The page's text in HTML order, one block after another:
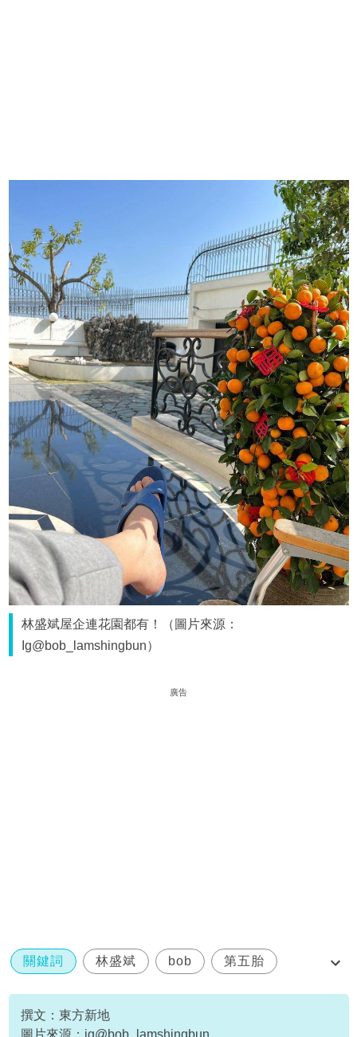
林盛斌屋企連花園都有！（圖片來源：
Ig@bob_lamshingbun）
廣告
關鍵詞 林盛斌 bob 第五胎
金牌司儀
撰文：東方新地